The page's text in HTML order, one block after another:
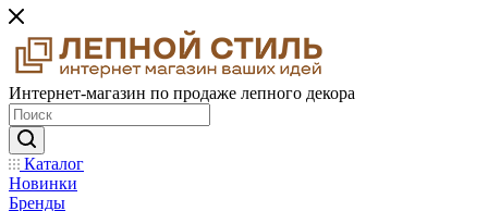
Интернет-магазин по продаже лепного декора
Каталог
Новинки
Бренды